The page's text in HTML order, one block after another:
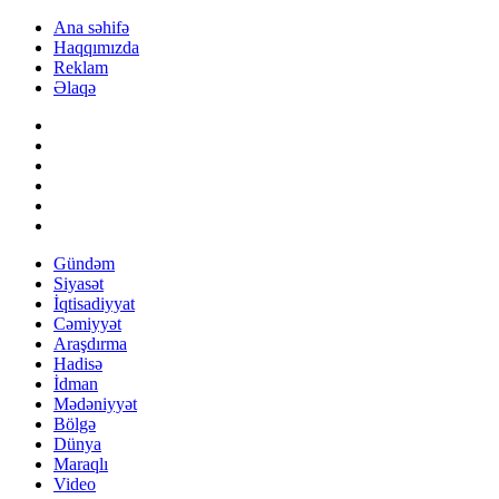
Ana səhifə
Haqqımızda
Reklam
Əlaqə
Gündəm
Siyasət
İqtisadiyyat
Cəmiyyət
Araşdırma
Hadisə
İdman
Mədəniyyət
Bölgə
Dünya
Maraqlı
Video